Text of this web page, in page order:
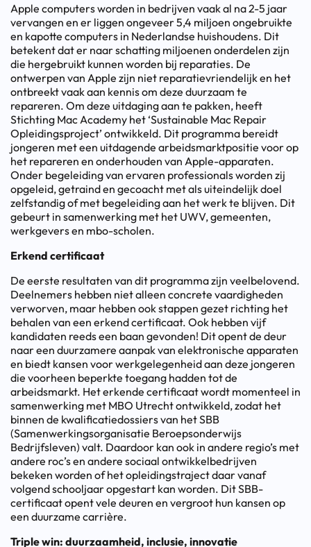
Apple computers worden in bedrijven vaak al na 2-5 jaar
vervangen en er liggen ongeveer 5,4 miljoen ongebruikte
en kapotte computers in Nederlandse huishoudens. Dit
betekent dat er naar schatting miljoenen onderdelen zijn
die hergebruikt kunnen worden bij reparaties. De
ontwerpen van Apple zijn niet reparatievriendelijk en het
ontbreekt vaak aan kennis om deze duurzaam te
repareren. Om deze uitdaging aan te pakken, heeft
Stichting Mac Academy het ‘Sustainable Mac Repair
Opleidingsproject’ ontwikkeld. Dit programma bereidt
jongeren met een uitdagende arbeidsmarktpositie voor op
het repareren en onderhouden van Apple-apparaten.
Onder begeleiding van ervaren professionals worden zij
opgeleid, getraind en gecoacht met als uiteindelijk doel
zelfstandig of met begeleiding aan het werk te blijven. Dit
gebeurt in samenwerking met het UWV, gemeenten,
werkgevers en mbo-scholen.
Erkend certificaat
De eerste resultaten van dit programma zijn veelbelovend.
Deelnemers hebben niet alleen concrete vaardigheden
verworven, maar hebben ook stappen gezet richting het
behalen van een erkend certificaat. Ook hebben vijf
kandidaten reeds een baan gevonden! Dit opent de deur
naar een duurzamere aanpak van elektronische apparaten
en biedt kansen voor werkgelegenheid aan deze jongeren
die voorheen beperkte toegang hadden tot de
arbeidsmarkt. Het erkende certificaat wordt momenteel in
samenwerking met MBO Utrecht ontwikkeld, zodat het
binnen de kwalificatiedossiers van het SBB
(Samenwerkingsorganisatie Beroepsonderwijs
Bedrijfsleven) valt. Daardoor kan ook in andere regio’s met
andere roc’s en andere sociaal ontwikkelbedrijven
bekeken worden of het opleidingstraject daar vanaf
volgend schooljaar opgestart kan worden. Dit SBB-
certificaat opent vele deuren en vergroot hun kansen op
een duurzame carrière.
Triple win: duurzaamheid, inclusie, innovatie